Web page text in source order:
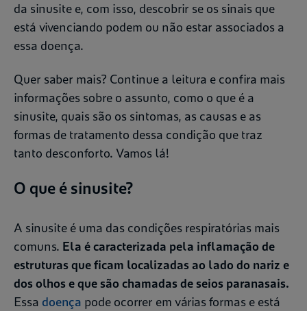
da sinusite e, com isso, descobrir se os sinais que
está vivenciando podem ou não estar associados a
essa doença.
Quer saber mais? Continue a leitura e confira mais
informações sobre o assunto, como o que é a
sinusite, quais são os sintomas, as causas e as
formas de tratamento dessa condição que traz
tanto desconforto. Vamos lá!
O que é sinusite?
A sinusite é uma das condições respiratórias mais
comuns. Ela é caracterizada pela inflamação de
estruturas que ficam localizadas ao lado do nariz e
dos olhos e que são chamadas de seios paranasais.
Essa doença pode ocorrer em várias formas e está